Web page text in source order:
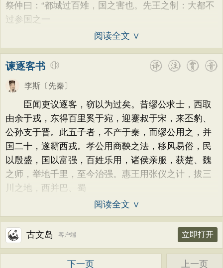
祭仲曰：“都城过百雉，国之害也。先王之制：大都不
过参国之一
阅读全文 ∨
谏逐客书
李斯 〔先秦〕
臣闻吏议逐客，窃以为过矣。昔缪公求士，西取
由余于戎，东得百里奚于宛，迎蹇叔于宋，来丕豹、
公孙支于晋。此五子者，不产于秦，而缪公用之，并
国二十，遂霸西戎。孝公用商鞅之法，移风易俗，民
以殷盛，国以富强，百姓乐用，诸侯亲服，获楚、魏
之师，举地千里，至今治强。惠王用张仪之计，拔三
川之地，西并巴、蜀
阅读全文 ∨
古文岛 客户端 立即打开
下一页 上一页